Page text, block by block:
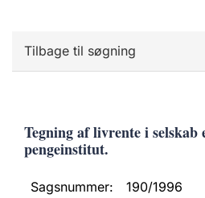
Tilbage til søgning
Tegning af livrente i selskab
pengeinstitut.
Sagsnummer:
190/1996